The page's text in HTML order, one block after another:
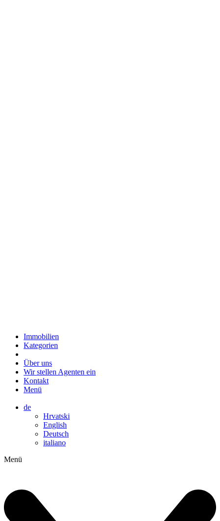
Immobilien
Kategorien
Über uns
Wir stellen Agenten ein
Kontakt
Menü
de
Hrvatski
English
Deutsch
italiano
Menü